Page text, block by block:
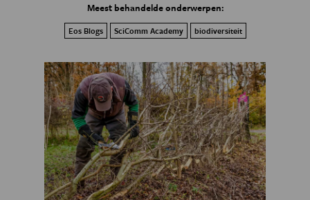
Meest behandelde onderwerpen:
Eos Blogs SciComm Academy biodiversiteit